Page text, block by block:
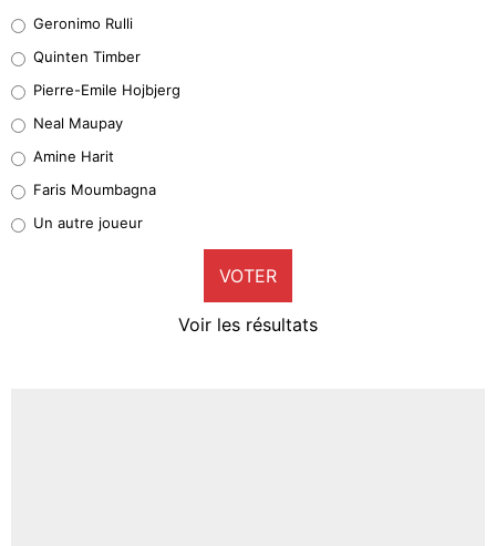
32%
5%
1%
9%
Geronimo Rulli
Quinten Timber
Pierre-Emile Hojbjerg
Neal Maupay
Amine Harit
Faris Moumbagna
Un autre joueur
VOTER
Voir les résultats